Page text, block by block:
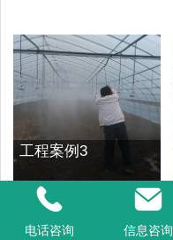
工程案例3
电话咨询 信息咨询